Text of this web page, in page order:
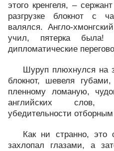
этого кренгеля, –
разгрузке блокнот с
валялся. Англо-
учил, пятерка была!
дипломатические
Шуруп плюхнулся на
блокнот, шевеля
пленному ломаную,
английских слов,
убедительности
Как ни странно, это
захлопал глазами, а